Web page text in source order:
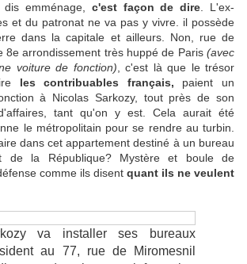
emménage, c'est façon de dire . L'ex-
et du patronat ne va pas y vivre. il possède
dans la capitale et ailleurs. Non, rue de
8e arrondissement très huppé de Paris (avec
voiture de fonction) , c'est là que le trésor
les contribuables français, paient un
à Nicolas Sarkozy, tout près de son
tant qu'on y est. Cela aurait été
le métropolitain pour se rendre au turbin.
dans cet appartement destiné à un bureau
de la République? Mystère et boule de
comme ils disent quant ils ne veulent
va installer ses bureaux
au 77, rue de Miromesnil